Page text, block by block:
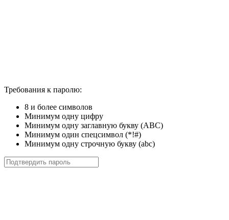
Требования к паролю:
8 и более символов
Минимум одну цифру
Минимум одну заглавную букву (ABC)
Минимум один спецсимвол (*!#)
Минимум одну строчную букву (abc)